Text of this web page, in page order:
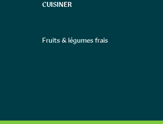
CUISINER
Fruits & légumes frais